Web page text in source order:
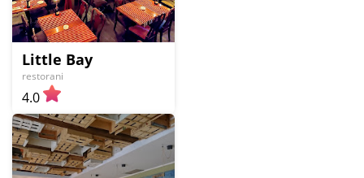
Little Bay
restorani
4.0